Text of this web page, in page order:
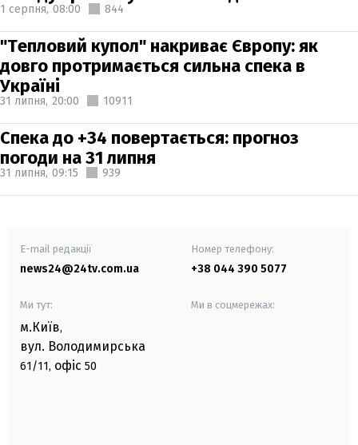
1 серпня, 08:00 844
"Тепловий купол" накриває Європу: як
довго протримається сильна спека в
Україні
31 липня, 20:00 10911
Спека до +34 повертається: прогноз
погоди на 31 липня
31 липня, 09:15 939
E-mail редакції
news24@24tv.com.ua
Номер телефону:
+38 044 390 5077
Ми тут:
м.Київ,
вул. Володимирська
61/11, офіс 50
Ми в соцмережах: